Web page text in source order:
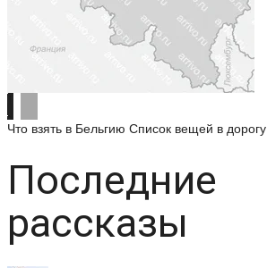
Что взять в Бельгию Список вещей в дорогу
Последние
рассказы